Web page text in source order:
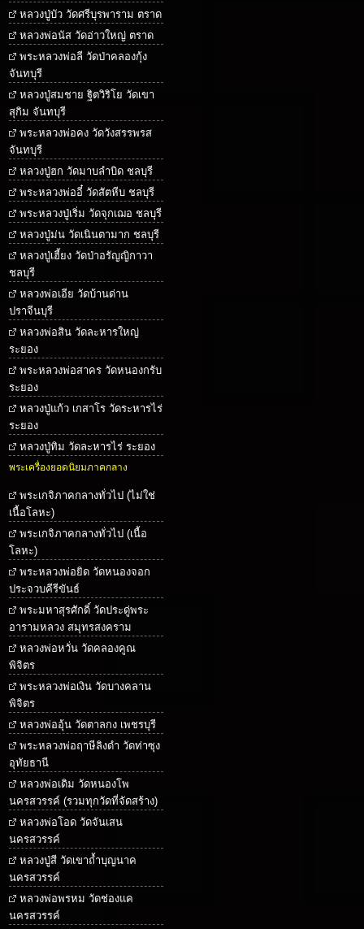
หลวงปู่บัว วัดศรีบุรพาราม ตราด
หลวงพ่อนัส วัดอ่าวใหญ่ ตราด
พระหลวงพ่อลี วัดป่าคลองกุ้ง
จันทบุรี
หลวงปู่สมชาย ฐิตวิริโย วัดเขา
สุกิม จันทบุรี
พระหลวงพ่อคง วัดวังสรรพรส
จันทบุรี
หลวงปู่ฮก วัดมาบลำบิด ชลบุรี
พระหลวงพ่ออี๋ วัดสัตหีบ ชลบุรี
พระหลวงปู่เริ่ม วัดจุกเฌอ ชลบุรี
หลวงปู่ม่น วัดเนินตามาก ชลบุรี
หลวงปู่เฮี้ยง วัดป่าอรัญญิกาวา
ชลบุรี
หลวงพ่อเอีย วัดบ้านด่าน
ปราจีนบุรี
หลวงพ่อสิน วัดละหารใหญ่
ระยอง
พระหลวงพ่อสาคร วัดหนองกรับ
ระยอง
หลวงปู่แก้ว เกสาโร วัดระหารไร่
ระยอง
หลวงปู่ทิม วัดละหารไร่ ระยอง
พระเครื่องยอดนิยมภาคกลาง
พระเกจิภาคกลางทั่วไป (ไม่ใช่
เนื้อโลหะ)
พระเกจิภาคกลางทั่วไป (เนื้อ
โลหะ)
พระหลวงพ่อยิด วัดหนองจอก
ประจวบคีรีขันธ์
พระมหาสุรศักดิ์ วัดประดู่พระ
อารามหลวง สมุทรสงคราม
หลวงพ่อหวั่น วัดคลองคูณ
พิจิตร
พระหลวงพ่อเงิน วัดบางคลาน
พิจิตร
หลวงพ่ออุ้น วัดตาลกง เพชรบุรี
พระหลวงพ่อฤาษีลิงดำ วัดท่าซุง
อุทัยธานี
หลวงพ่อเดิม วัดหนองโพ
นครสวรรค์ (รวมทุกวัดที่จัดสร้าง)
หลวงพ่อโอด วัดจันเสน
นครสวรรค์
หลวงปู่สี วัดเขาถ้ำบุญนาค
นครสวรรค์
หลวงพ่อพรหม วัดช่องแค
นครสวรรค์